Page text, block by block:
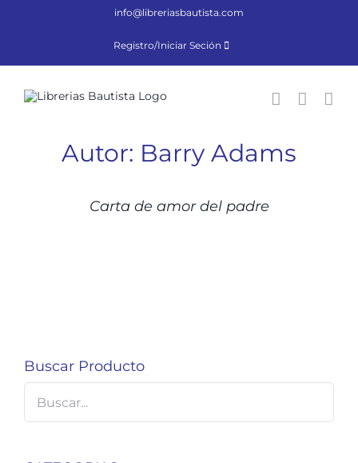
info@libreriasbautista.com
Registro/Iniciar Seción
Autor: Barry Adams
Carta de amor del padre
Buscar Producto